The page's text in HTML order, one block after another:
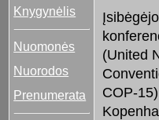
Knygynėlis
Nuomonės
Nuorodos
Prenumerata
(United
COP-